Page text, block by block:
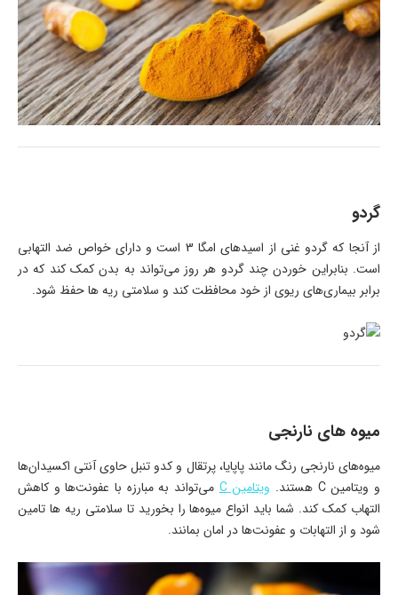
گردو
از آنجا که گردو غنی از اسیدهای امگا 3 است و دارای خواص ضد التهابی
است. بنابراین خوردن چند گردو هر روز می‌تواند به بدن کمک کند که در
برابر بیماری‌های ریوی از خود محافظت کند و سلامتی ریه ها حفظ شود.
میوه های نارنجی
میوه‌های نارنجی رنگ مانند پاپایا، پرتقال و کدو تنبل حاوی آنتی اکسیدان‌ها
و ویتامین C هستند.
ویتامین C می‌تواند به مبارزه با عفونت‌ها و کاهش
التهاب کمک کند. شما باید انواع میوه‌ها را بخورید تا سلامتی ریه ها تامین
شود و از التهابات و عفونت‌ها در امان بمانند.